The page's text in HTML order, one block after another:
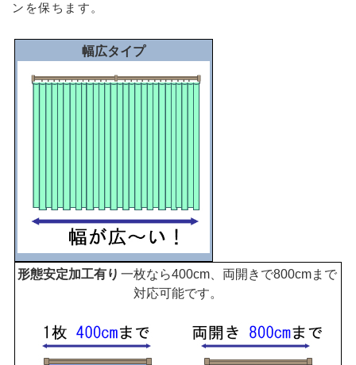
ンを保ちます。
幅広タイプ
一枚なら400cm、両開きで800cmまで
対応可能です。